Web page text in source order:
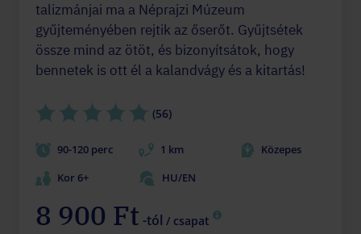
talizmánjai ma a Néprajzi Múzeum
gyűjteményében rejtik az őserőt. Gyűjtsétek
össze mind az ötöt, és bizonyítsátok, hogy
bennetek is ott él a kalandvágy és a kitartás!
(56)
90-120 perc 1 km
Közepes
Kor 6+
HU/EN
8 900 Ft -tól / csapat